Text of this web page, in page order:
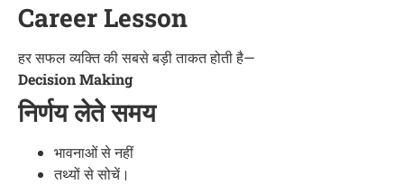
Career Lesson
हर सफल व्यक्ति की सबसे बड़ी ताकत होती है—
Decision Making
निर्णय लेते समय
भावनाओं से नहीं
तथ्यों से सोचें।